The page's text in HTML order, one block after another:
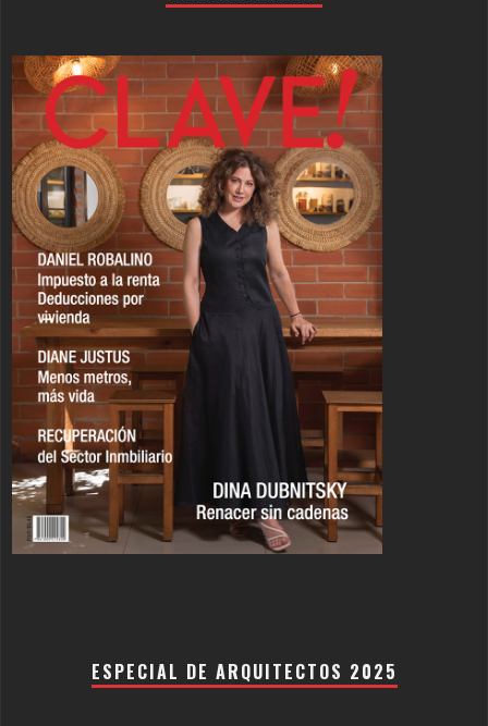
ESPECIAL DE ARQUITECTOS 2025